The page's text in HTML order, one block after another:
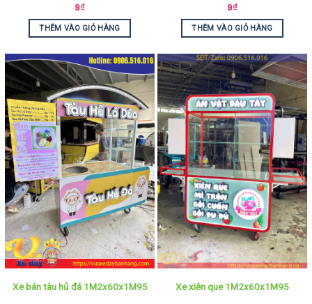
9₫
THÊM VÀO GIỎ HÀNG
9₫
THÊM VÀO GIỎ HÀNG
Xe bán tàu hủ đá 1M2x60x1M95 Xe xiên que 1M2x60x1M95